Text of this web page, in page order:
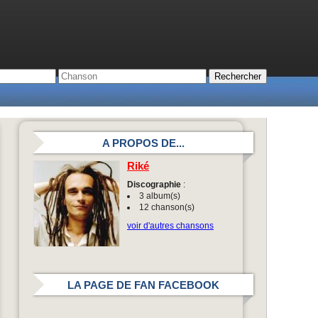
A PROPOS DE...
Riké
Discographie :
3 album(s)
12 chanson(s)
voir d'autres chansons
LA PAGE DE FAN FACEBOOK